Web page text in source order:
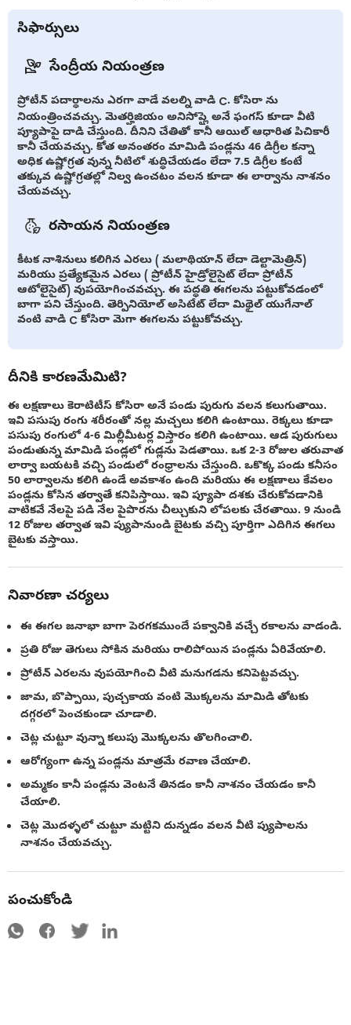
సిఫార్సులు
సేంద్రీయ నియంత్రణ
ప్రోటీన్ పదార్థాలను ఎరగా వాడే వలల్ని వాడి C. కోసిరా ను
నియంత్రించవచ్చు. మెతర్హిజియం అనిసోప్లై అనే ఫంగస్ కూడా వీటి
ప్యూపాపై దాడి చేస్తుంది. దీనిని చేతితో కానీ ఆయిల్ ఆధారిత పిచికారీ
కానీ చేయవచ్చు. కోత అనంతరం మామిడి పండ్లను 46 డిగ్రీల కన్నా
అధిక ఉష్ణోగ్రత వున్న నీటిలో శుద్ధిచేయడం లేదా 7.5 డిగ్రీల కంటే
తక్కువ ఉష్ణోగ్రతల్లో నిల్వ ఉంచటం వలన కూడా ఈ లార్వాను నాశనం
చేయవచ్చు.
రసాయన నియంత్రణ
కీటక నాశినులు కలిగిన ఎరలు ( మలాథియాన్ లేదా డెల్టామెత్రిన్)
మరియు ప్రత్యేకమైన ఎరలు ( ప్రోటీన్ హైడ్రోలైసైట్ లేదా ప్రోటీన్
ఆటోలైసైట్) వుపయోగించవచ్చు. ఈ పద్ధతి ఈగలను పట్టుకోవడంలో
బాగా పని చేస్తుంది. తెర్పినియోల్ అసిటేట్ లేదా మిథైల్ యుగేనాల్
వంటి వాడి C కోసిరా మెగా ఈగలను పట్టుకోవచ్చు.
దీనికి కారణమేమిటి?
ఈ లక్షణాలు కెరాటిటీస్ కోసిరా అనే పండు పురుగు వలన కలుగుతాయి.
ఇవి పసుపు రంగు శరీరంతో నల్ల మచ్చలు కలిగి ఉంటాయి. రెక్కలు కూడా
పసుపు రంగులో 4-6 మిల్లీమీటర్ల విస్తారం కలిగి ఉంటాయి. ఆడ పురుగులు
పండుతున్న మామిడి పండ్లలో గుడ్లను పెడతాయి. ఒక 2-3 రోజుల తరువాత
లార్వా బయటకి వచ్చి పండులో రంధ్రాలను చేస్తుంది. ఒకొక్క పండు కనీసం
50 లార్వాలను కలిగి ఉండే అవకాశం ఉంది మరియు ఈ లక్షణాలు కేవలం
పండ్లను కోసిన తర్వాతే కనిపిస్తాయి. ఇవి ప్యూపా దశకు చేరుకోవడానికి
వాటికవే నేలపై పడి నేల పైపొరను చీల్చుకుని లోపలకు చేరతాయి. 9 నుండి
12 రోజుల తర్వాత ఇవి ప్యుపానుండి బైటకు వచ్చి పూర్తిగా ఎదిగిన ఈగలు
బైటకు వస్తాయి.
నివారణా చర్యలు
ఈ ఈగల జనాభా బాగా పెరగకముందే పక్వానికి వచ్చే రకాలను వాడండి.
ప్రతి రోజు తెగులు సోకిన మరియు రాలిపోయిన పండ్లను ఏరివేయాలి.
ప్రోటీన్ ఎరలను వుపయోగించి వీటి మనుగడను కనిపెట్టవచ్చు.
జామ, బొప్పాయి, పుచ్చకాయ వంటి మొక్కలను మామిడి తోటకు
దగ్గరలో పెంచకుండా చూడాలి.
చెట్ల చుట్టూ వున్నా కలుపు మొక్కలను తొలగించాలి.
ఆరోగ్యంగా ఉన్న పండ్లను మాత్రమే రవాణ చేయాలి.
అమ్మకం కానీ పండ్లను వెంటనే తినడం కానీ నాశనం చేయడం కానీ
చేయాలి.
చెట్ల మొదళ్ళలో చుట్టూ మట్టిని దున్నడం వలన వీటి ప్యుపాలను
నాశనం చేయవచ్చు.
పంచుకోండి